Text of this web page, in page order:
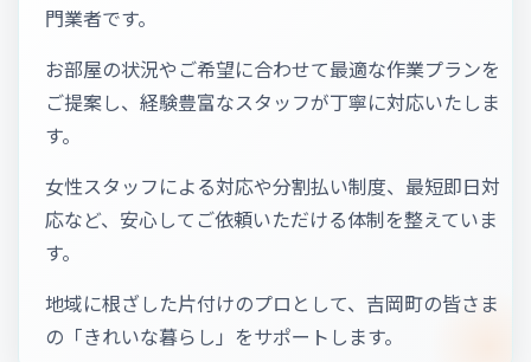
門業者です。
お部屋の状況やご希望に合わせて最適な作業プランを
ご提案し、経験豊富なスタッフが丁寧に対応いたしま
す。
女性スタッフによる対応や分割払い制度、最短即日対
応など、安心してご依頼いただける体制を整えていま
す。
地域に根ざした片付けのプロとして、吉岡町の皆さま
の「きれいな暮らし」をサポートします。